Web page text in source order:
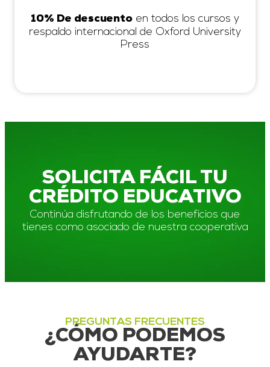
10% De descuento en todos los cursos y
respaldo internacional de Oxford University
Press
SOLICITA FÁCIL TU
CRÉDITO EDUCATIVO
Continúa disfrutando de los beneficios que
tienes como asociado de nuestra cooperativa
PREGUNTAS FRECUENTES
¿CÓMO PODEMOS
AYUDARTE?